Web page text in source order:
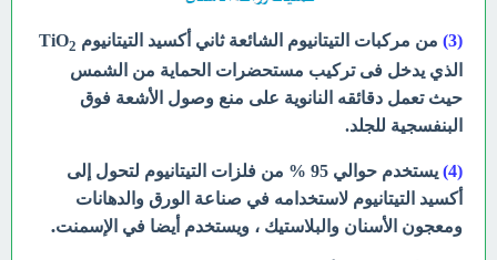
(3) من مركبات التيتانيوم الشائعة ثاني أكسيد التيتانيوم TiO 2
الذي يدخل فى تركيب مستحضرات الحماية من الشمس
حيث تعمل دقائقه النانوية على منع وصول الأشعة فوق
البنفسجية للجلد.
(4) يستخدم حوالي 95 % من فلزات
التيتانيوم لتحول إلى
أكسيد التيتانيوم لاستخدامه في صناعة الورق والدهانات
ومعجون الأسنان والبلاستيك ، ويستخدم أيضا في الإسمنت.